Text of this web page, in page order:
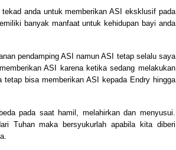
anda untuk memberikan ASI eksklusif pada
banyak manfaat untuk kehidupan bayi anda
pendamping ASI namun ASI tetap selalu saya
ASI karena ketika sedang melakukan
bisa memberikan ASI kepada Endry hingga
pada saat hamil, melahirkan dan menyusui.
Tuhan maka bersyukurlah apabila kita diberi